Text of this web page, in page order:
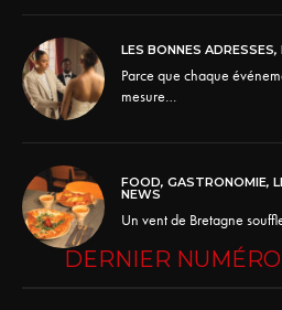
LES BONNES ADRESSES,
Parce que chaque
mesure…
FOOD, GASTRONOMIE,
NEWS
Un vent de Bretagne
DERNIER